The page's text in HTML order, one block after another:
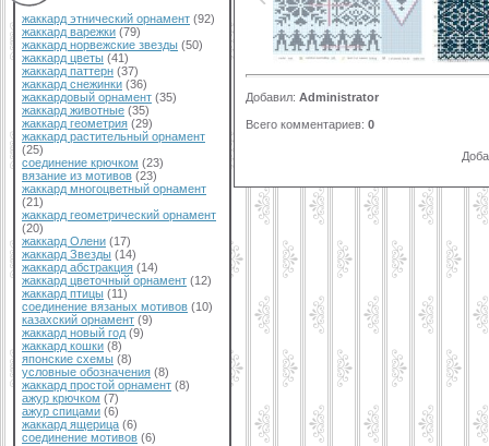
жаккард этнический орнамент (92)
жаккард варежки (79)
жаккард норвежские звезды (50)
жаккард цветы (41)
жаккард паттерн (37)
жаккард снежинки (36)
жаккардовый орнамент (35)
жаккард животные (35)
жаккард геометрия (29)
жаккард растительный орнамент
(25)
соединение крючком (23)
вязание из мотивов (23)
жаккард многоцветный орнамент
(21)
жаккард геометрический орнамент
(20)
жаккард Олени (17)
жаккард Звезды (14)
жаккард абстракция (14)
жаккард цветочный орнамент (12)
жаккард птицы (11)
соединение вязаных мотивов (10)
казахский орнамент (9)
жаккард новый год (9)
жаккард кошки (8)
японские схемы (8)
условные обозначения (8)
жаккард простой орнамент (8)
ажур крючком (7)
ажур спицами (6)
жаккард ящерица (6)
соединение мотивов (6)
Добавил: Administrator
Всего комментариев: 0